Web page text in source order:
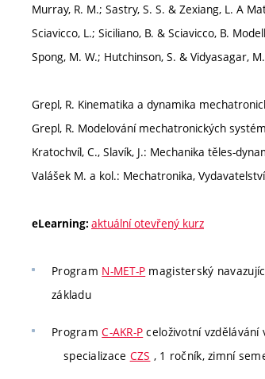
Murray, R. M.; Sastry, S. S. & Zexiang, L. A
Sciavicco, L.; Siciliano, B. & Sciavicco, B.
Spong, M. W.; Hutchinson, S. & Vidyasagar,
Grepl, R. Kinematika a dynamika
Grepl, R. Modelování mechatronických
Kratochvíl, C., Slavík, J.: Mechanika těles-
Valášek M. a kol.: Mechatronika,
eLearning: aktuální otevřený kurz
Program N-MET-P magisterský
základu
ProgramC-AKR-P celoživotní
specializace CZS , 1 ročník, zimní